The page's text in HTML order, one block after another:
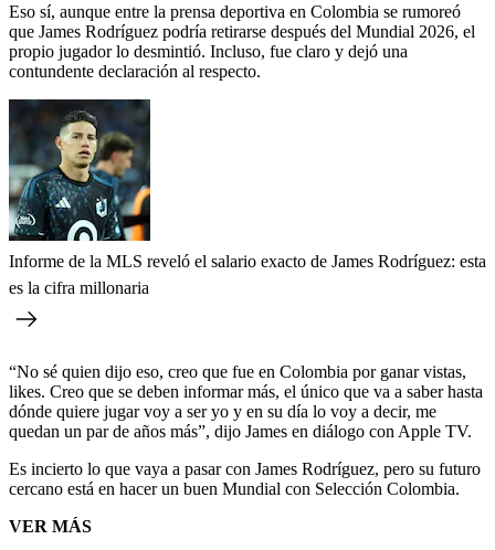
Eso sí, aunque entre la prensa deportiva en Colombia se rumoreó
que James Rodríguez podría retirarse después del Mundial 2026, el
propio jugador lo desmintió. Incluso, fue claro y dejó una
contundente declaración al respecto.
Informe de la MLS reveló el salario exacto de James Rodríguez: esta
es la cifra millonaria
“No sé quien dijo eso, creo que fue en Colombia por ganar vistas,
likes. Creo que se deben informar más, el único que va a saber hasta
dónde quiere jugar voy a ser yo y en su día lo voy a decir, me
quedan un par de años más”, dijo James en diálogo con Apple TV.
Es incierto lo que vaya a pasar con James Rodríguez, pero su futuro
cercano está en hacer un buen Mundial con Selección Colombia.
VER MÁS